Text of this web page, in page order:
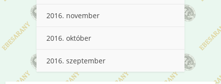
2016. november
2016. október
2016. szeptember